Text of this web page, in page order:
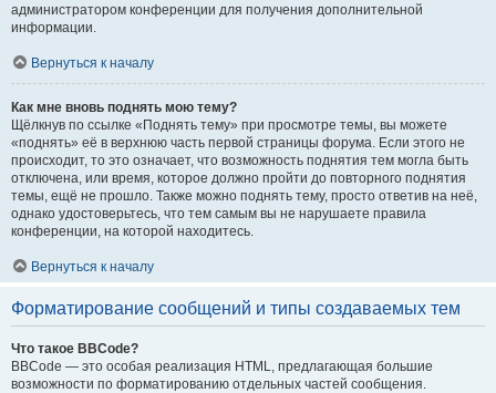
администратором конференции для получения дополнительной
информации.
Вернуться к началу
Как мне вновь поднять мою тему?
Щёлкнув по ссылке «Поднять тему» при просмотре темы, вы можете
«поднять» её в верхнюю часть первой страницы форума. Если этого не
происходит, то это означает, что возможность поднятия тем могла быть
отключена, или время, которое должно пройти до повторного поднятия
темы, ещё не прошло. Также можно поднять тему, просто ответив на неё,
однако удостоверьтесь, что тем самым вы не нарушаете правила
конференции, на которой находитесь.
Вернуться к началу
Форматирование сообщений и типы создаваемых тем
Что такое BBCode?
BBCode — это особая реализация HTML, предлагающая большие
возможности по форматированию отдельных частей сообщения.